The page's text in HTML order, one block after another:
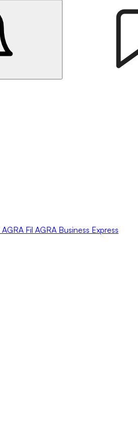
AGRA Fil AGRA Business Express